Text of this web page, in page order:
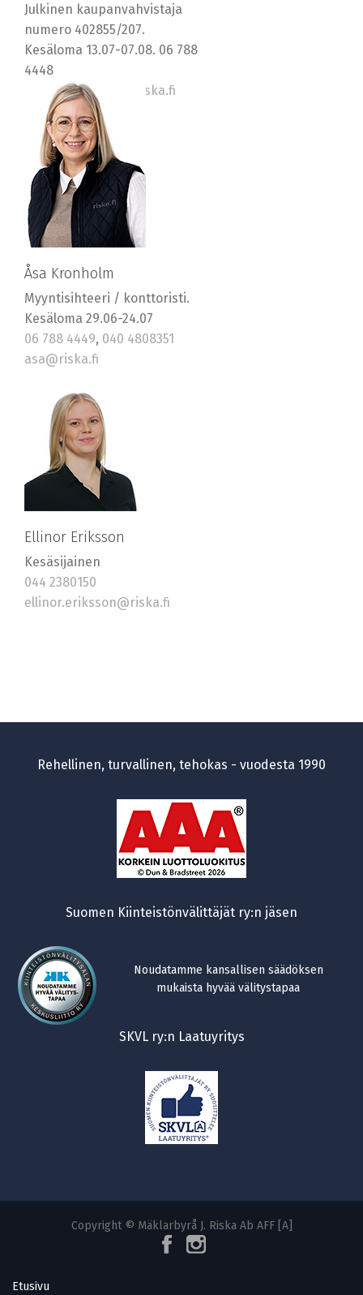
Julkinen kaupanvahvistaja
numero 402855/207.
Kesäloma 13.07-07.08. 06 788
4448
0400 569577, jan@riska.fi
Åsa Kronholm
Myyntisihteeri / konttoristi.
Kesäloma 29.06-24.07
06 788 4449, 040 4808351
asa@riska.fi
Ellinor Eriksson
Kesäsijainen
044 2380150
ellinor.eriksson@riska.fi
Rehellinen, turvallinen, tehokas - vuodesta 1990
Suomen Kiinteistönvälittäjät ry:n jäsen
Noudatamme kansallisen säädöksen
mukaista hyvää välitystapaa
SKVL ry:n Laatuyritys
Copyright © Mäklarbyrå J. Riska Ab AFF [A]
Etusivu